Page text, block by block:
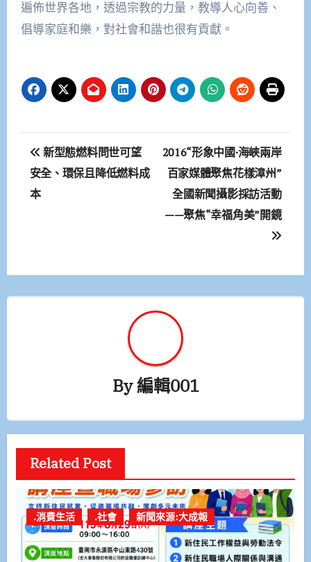
遍佈世界各地，透過宗教的力量，教導人心向善、
倡導家庭和樂，對社會和諧也很有貢獻。
文
章
導
新型態燃料問世可望
安全、環保且降低燃料成
本
2016“形象中國·海峽兩岸
百家媒體聚焦花樣漳州”
全國新聞攝影採訪活動
——聚焦“幸福角美”開鏡
By編輯001
Related Post
.消費生活 .社會 新聞來源:大成報